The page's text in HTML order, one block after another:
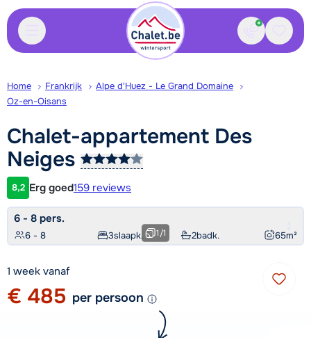
Contact
Home Frankrijk
Alpe d'Huez - Le Grand Domaine
Oz-en-Oisans
Chalet-appartement Des
Neiges
Klantwaardering
8,2 Erg goed159 reviews
6 - 8 pers.
6 - 8 3slaapk. 2badk. 65m²
1/1
1 week vanaf
€ 485 per persoon